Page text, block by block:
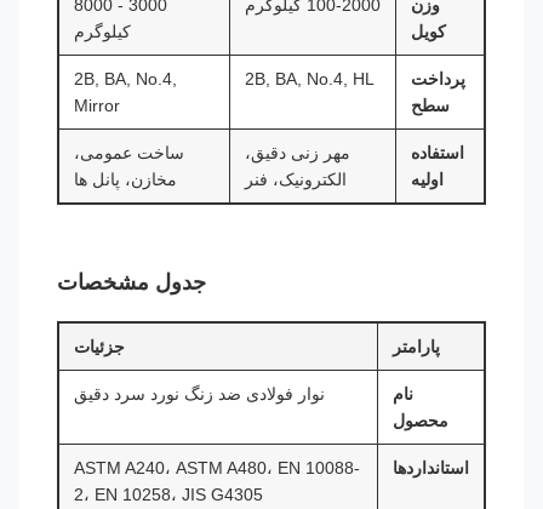
وزن
کویل
100-2000 کیلوگرم
3000 - 8000
کیلوگرم
پرداخت
سطح
2B, BA, No.4, HL
2B, BA, No.4,
Mirror
استفاده
اولیه
مهر زنی دقیق،
الکترونیک، فنر
ساخت عمومی،
مخازن، پانل ها
جدول مشخصات
پارامتر جزئیات
نام
محصول
نوار فولادی ضد زنگ نورد سرد دقیق
استانداردها
ASTM A240، ASTM A480، EN 10088-
2، EN 10258، JIS G4305